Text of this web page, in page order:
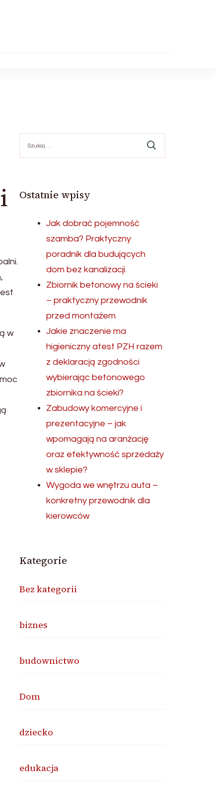
w
Ostatnie wpisy
Jak dobrać pojemność
szamba? Praktyczny
poradnik dla budujących
dom bez kanalizacji.
Zbiornik betonowy na ścieki
– praktyczny przewodnik
przed montażem
Jakie znaczenie ma
higieniczny atest PZH razem
z deklaracją zgodności
wybierając betonowego
zbiornika na ścieki?
Zabudowy komercyjne i
prezentacyjne – jak
wpomagają na aranżację
oraz efektywność sprzedaży
w sklepie?
Wygoda we wnętrzu auta –
konkretny przewodnik dla
kierowców
Kategorie
Bez kategorii
biznes
budownictwo
Dom
dziecko
edukacja